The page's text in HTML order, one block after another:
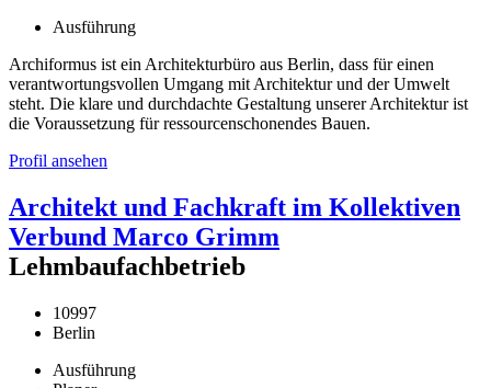
Ausführung
Archiformus ist ein Architekturbüro aus Berlin, dass für einen
verantwortungsvollen Umgang mit Architektur und der Umwelt
steht. Die klare und durchdachte Gestaltung unserer Architektur ist
die Voraussetzung für ressourcenschonendes Bauen.
Profil ansehen
Architekt und Fachkraft im Kollektiven
Verbund Marco Grimm
Lehmbaufachbetrieb
10997
Berlin
Ausführung